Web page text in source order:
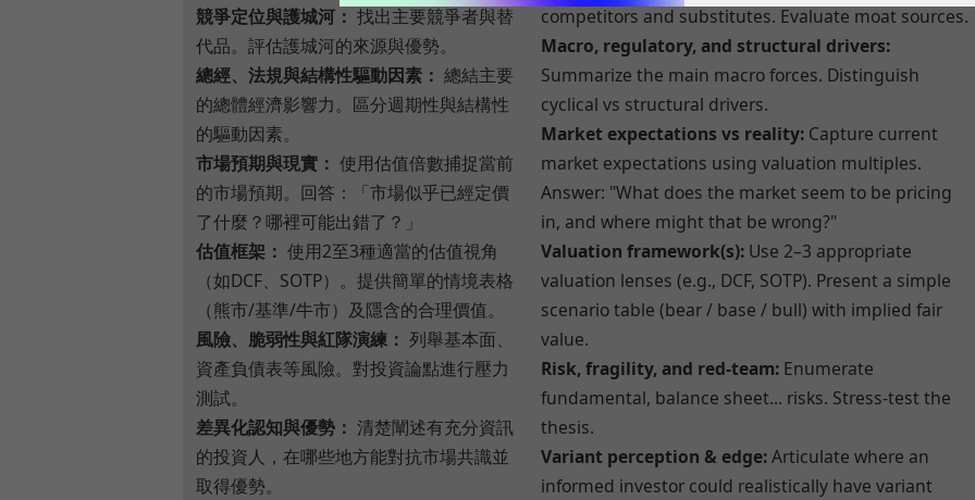
競爭定位與護城河： 找出主要競爭者與替
代品。評估護城河的來源與優勢。
總經、法規與結構性驅動因素： 總結主要
的總體經濟影響力。區分週期性與結構性
的驅動因素。
市場預期與現實： 使用估值倍數捕捉當前
的市場預期。回答：「市場似乎已經定價
了什麼？哪裡可能出錯了？」
估值框架： 使用2至3種適當的估值視角
（如DCF、SOTP）。提供簡單的情境表格
（熊市/基準/牛市）及隱含的合理價值。
風險、脆弱性與紅隊演練： 列舉基本面、
資產負債表等風險。對投資論點進行壓力
測試。
差異化認知與優勢： 清楚闡述有充分資訊
的投資人，在哪些地方能對抗市場共識並
取得優勢。
competitors and substitutes. Evaluate moat sources.
Macro, regulatory, and structural drivers:
Summarize the main macro forces. Distinguish
cyclical vs structural drivers.
Market expectations vs reality: Capture current
market expectations using valuation multiples.
Answer: "What does the market seem to be pricing
in, and where might that be wrong?"
Valuation framework(s): Use 2–3 appropriate
valuation lenses (e.g., DCF, SOTP). Present a simple
scenario table (bear / base / bull) with implied fair
value.
Risk, fragility, and red-team: Enumerate
fundamental, balance sheet... risks. Stress-test the
thesis.
Variant perception & edge:Articulate where an
informed investor could realistically have variant